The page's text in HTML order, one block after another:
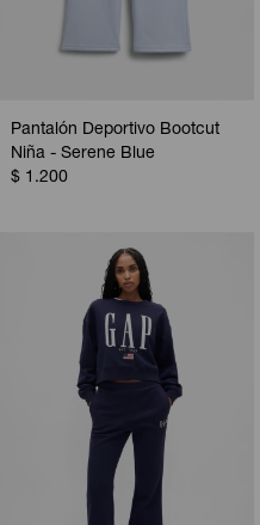
Pantalón Deportivo Bootcut
Niña - Serene Blue
$ 1.200